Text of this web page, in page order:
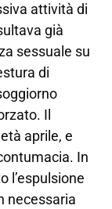
attività di
già
sessuale su
di
Il
aprile, e
In
l’espulsione
necessaria